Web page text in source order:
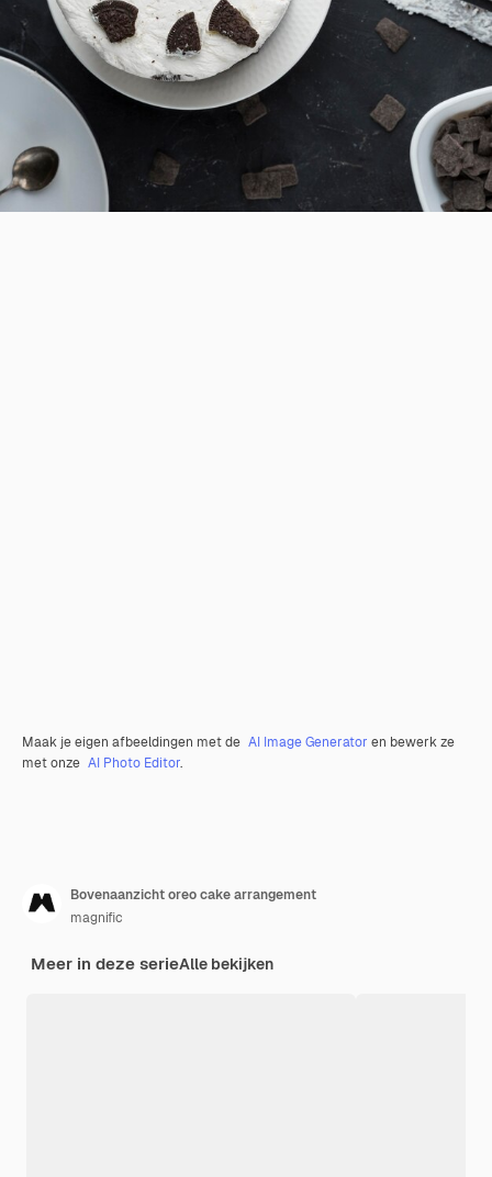
Maak je eigen afbeeldingen met de AI Image Generator en bewerk ze
met onze AI Photo Editor.
Bovenaanzicht oreo cake arrangement
magnific
Meer in deze serieAlle bekijken